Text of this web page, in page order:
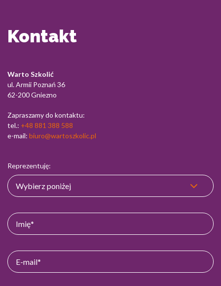
Kontakt
Warto Szkolić
ul. Armii Poznań 36
62-200 Gniezno
Zapraszamy do kontaktu:
tel.: +48 881 388 588
e-mail: biuro@wartoszkolic.pl
Reprezentuję: